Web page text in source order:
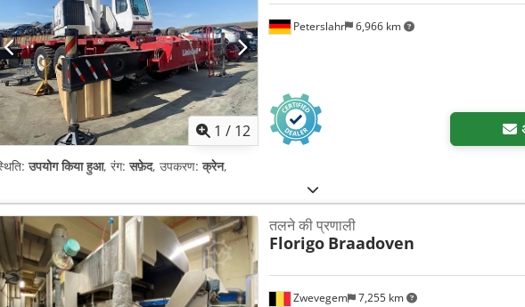
1 / 12
Peterslahr 6,966 km
उपयोग किया हुआ, रंग:सफ़ेद, उपकरण:क्रेन,
Zwevegem 7,255 km
तलने की प्रणाली
Florigo Braadoven